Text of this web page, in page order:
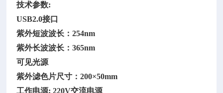
技术参数:
USB2.0接口
紫外短波波长：254nm
紫外长波波长：365nm
可见光源
紫外滤色片尺寸：200×50mm
工作电源: 220V交流电源